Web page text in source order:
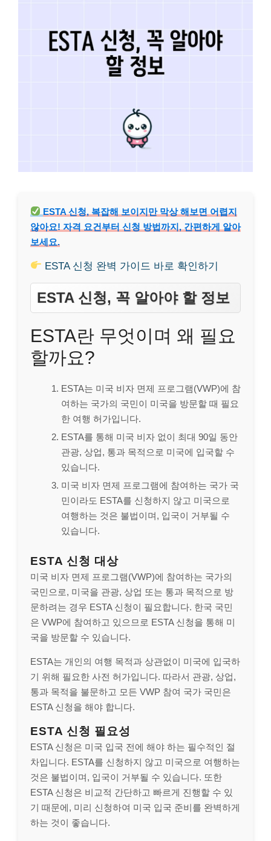
ESTA 신청, 복잡해 보이지만 막상 해보면 어렵지
않아요! 자격 요건부터 신청 방법까지, 간편하게 알아
보세요.
ESTA 신청 완벽 가이드 바로 확인하기
ESTA 신청, 꼭 알아야 할 정보
ESTA란 무엇이며 왜 필요
할까요?
ESTA는 미국 비자 면제 프로그램(VWP)에 참
여하는 국가의 국민이 미국을 방문할 때 필요
한 여행 허가입니다.
ESTA를 통해 미국 비자 없이 최대 90일 동안
관광, 상업, 통과 목적으로 미국에 입국할 수
있습니다.
미국 비자 면제 프로그램에 참여하는 국가 국
민이라도 ESTA를 신청하지 않고 미국으로
여행하는 것은 불법이며, 입국이 거부될 수
있습니다.
ESTA 신청 대상
미국 비자 면제 프로그램(VWP)에 참여하는 국가의
국민으로, 미국을 관광, 상업 또는 통과 목적으로 방
문하려는 경우 ESTA 신청이 필요합니다. 한국 국민
은 VWP에 참여하고 있으므로 ESTA 신청을 통해 미
국을 방문할 수 있습니다.
ESTA는 개인의 여행 목적과 상관없이 미국에 입국하
기 위해 필요한 사전 허가입니다. 따라서 관광, 상업,
통과 목적을 불문하고 모든 VWP 참여 국가 국민은
ESTA 신청을 해야 합니다.
ESTA 신청 필요성
ESTA 신청은 미국 입국 전에 해야 하는 필수적인 절
차입니다. ESTA를 신청하지 않고 미국으로 여행하는
것은 불법이며, 입국이 거부될 수 있습니다. 또한
ESTA 신청은 비교적 간단하고 빠르게 진행할 수 있
기 때문에, 미리 신청하여 미국 입국 준비를 완벽하게
하는 것이 좋습니다.